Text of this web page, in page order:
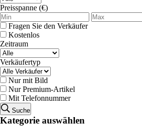
Preisspanne (€)
Fragen Sie den Verkäufer
Kostenlos
Zeitraum
Verkäufertyp
Nur mit Bild
Nur Premium-Artikel
Mit Telefonnummer
Suche
Kategorie auswählen